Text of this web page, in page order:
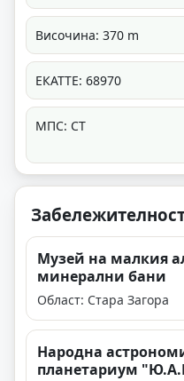
Височина: 370 m
ЕКАТТЕ: 68970
МПС: СТ
Музей на малкия
минерални бани
Област: Стара Загора
Народна
планетариум